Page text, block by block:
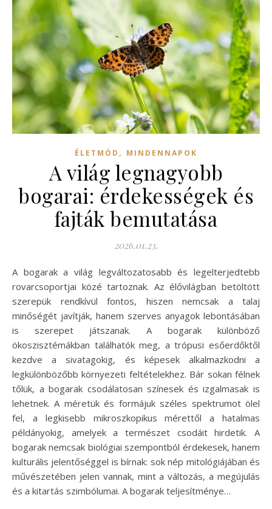
ÉLETMÓD , MINDENNAPOK
A világ legnagyobb
bogarai: érdekességek és
fajták bemutatása
2026.01.23.
A bogarak a világ legváltozatosabb és legelterjedtebb
rovarcsoportjai közé tartoznak. Az élővilágban betöltött
szerepük rendkívül fontos, hiszen nemcsak a talaj
minőségét javítják, hanem szerves anyagok lebontásában
is szerepet játszanak. A bogarak különböző
ökoszisztémákban találhatók meg, a trópusi esőerdőktől
kezdve a sivatagokig, és képesek alkalmazkodni a
legkülönbözőbb környezeti feltételekhez. Bár sokan félnek
tőlük, a bogarak csodálatosan színesek és izgalmasak is
lehetnek. A méretük és formájuk széles spektrumot ölel
fel, a legkisebb mikroszkopikus mérettől a hatalmas
példányokig, amelyek a természet csodáit hirdetik. A
bogarak nemcsak biológiai szempontból érdekesek, hanem
kulturális jelentőséggel is bírnak: sok nép mitológiájában és
művészetében jelen vannak, mint a változás, a megújulás
és a kitartás szimbólumai. A bogarak teljesítménye…